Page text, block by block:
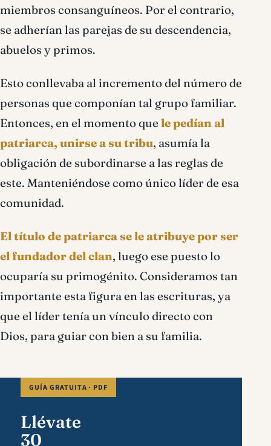
miembros consanguíneos. Por el contrario,
se adherían las parejas de su descendencia,
abuelos y primos.
Esto conllevaba al incremento del número de
personas que componían tal grupo familiar.
Entonces, en el momento que le pedían al
patriarca, unirse a su tribu, asumía la
obligación de subordinarse a las reglas de
este. Manteniéndose como único líder de esa
comunidad.
El título de patriarca se le atribuye por ser
el fundador del clan, luego ese puesto lo
ocuparía su primogénito. Consideramos tan
importante esta figura en las escrituras, ya
que el líder tenía un vínculo directo con
Dios, para guiar con bien a su familia.
GUÍA GRATUITA · PDF
Llévate
30